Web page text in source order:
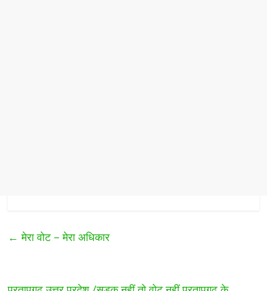
← मेरा वोट – मेरा अधिकार